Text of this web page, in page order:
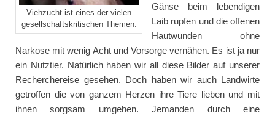
Viehzucht ist eines der vielen
gesellschaftskritischen Themen.
Gänse beim lebendigen
Laib rupfen und die offenen
Hautwunden ohne
Narkose mit wenig Acht und Vorsorge vernähen. Es ist ja nur
ein Nutztier. Natürlich haben wir all diese Bilder auf unserer
Recherchereise gesehen. Doch haben wir auch Landwirte
getroffen die von ganzem Herzen ihre Tiere lieben und mit
ihnen sorgsam umgehen. Jemanden durch eine